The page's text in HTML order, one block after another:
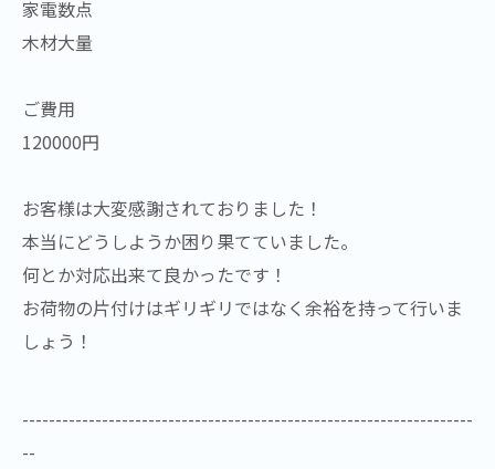
家電数点
木材大量
ご費用
120000円
お客様は大変感謝されておりました！
本当にどうしようか困り果てていました。
何とか対応出来て良かったです！
お荷物の片付けはギリギリではなく余裕を持って行いま
しょう！
--------------------------------------------------------------------
--